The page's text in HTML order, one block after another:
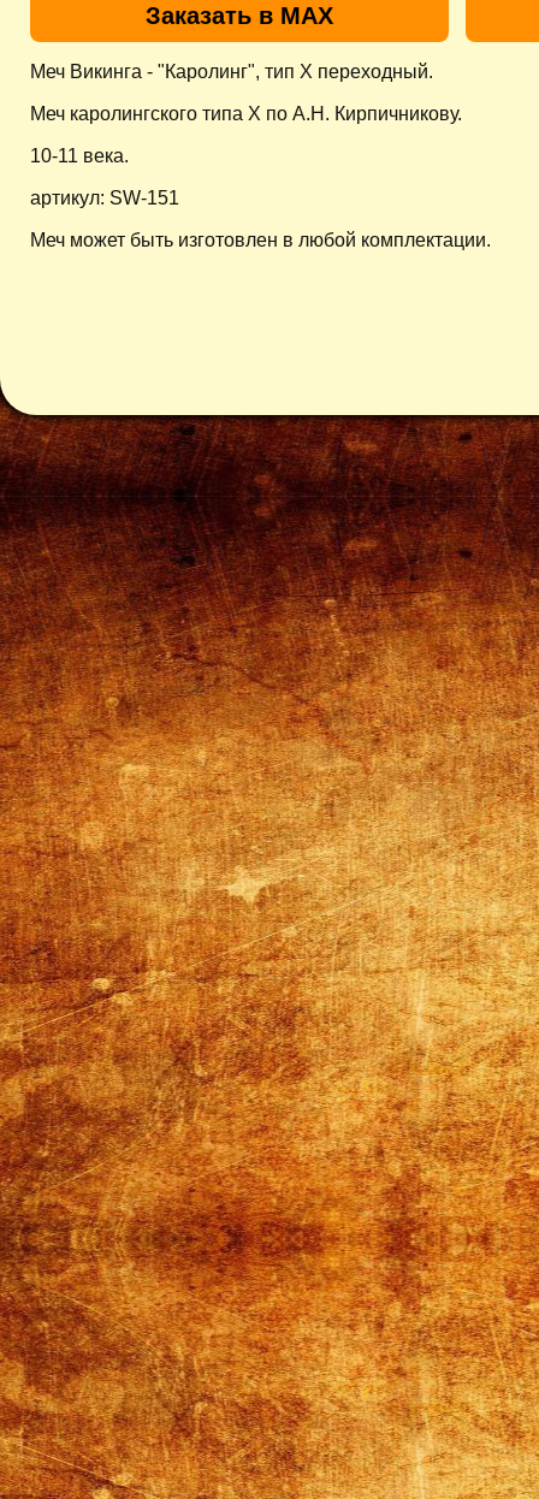
Заказать в MAX
Меч Викинга - "Каролинг", тип X переходный.
Меч каролингского типа X по А.Н. Кирпичникову.
10-11 века.
артикул: SW-151
Меч может быть изготовлен в любой комплектации.